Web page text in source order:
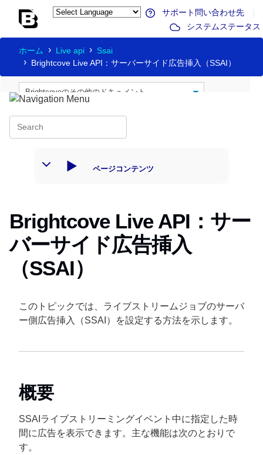
サポート問い合わせ先
システムステータス
ホーム Live api
Ssai
Brightcove Live API：サーバーサイド広告挿入（SSAI）
ページコンテンツ
Brightcove Live API：サー
バーサイド広告挿入
（SSAI）
このトピックでは、ライブストリームジョブのサーバ
ー側広告挿入（SSAI）を設定する方法を示します。
概要
SSAI ライブストリーミングイベント中に指定した時
間に広告を表示できます。主な機能は次のとおりで
す。